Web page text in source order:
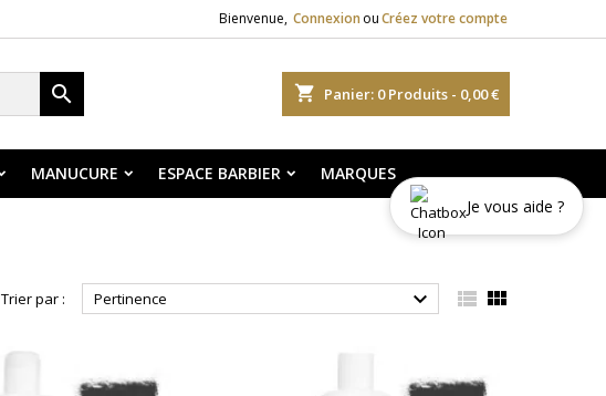
Bienvenue, Connexion ouCréez votre compte
shopping_cart Panier: 0Produits - 0,00 €

MANUCURE ESPACE BARBIER MARQUES
Trier par : Pertinence   
Je vous aide ?